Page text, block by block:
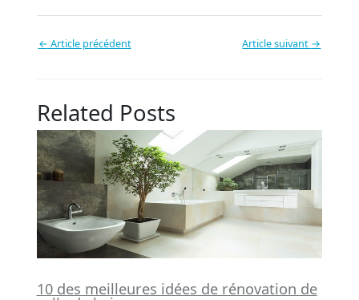
← Article précédent Article suivant →
Related Posts
10 des meilleures idées de rénovation de